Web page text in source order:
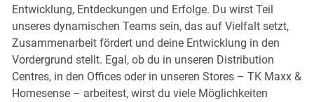
Entwicklung, Entdeckungen und Erfolge. Du wirst Teil
unseres dynamischen Teams sein, das auf Vielfalt setzt,
Zusammenarbeit fördert und deine Entwicklung in den
Vordergrund stellt. Egal, ob du in unseren Distribution
Centres, in den Offices oder in unseren Stores – TK Maxx &
Homesense – arbeitest, wirst du viele Möglichkeiten